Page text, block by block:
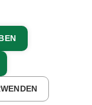
BUCHEN